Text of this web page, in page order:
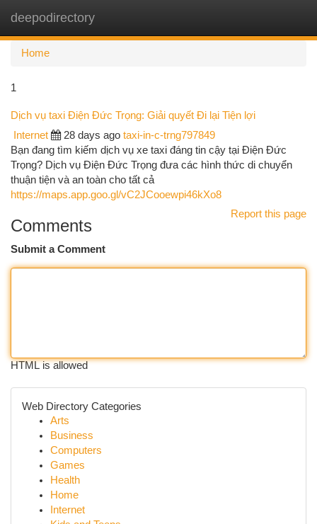
deepodirectory
Home
1
Dịch vụ taxi Điện Đức Trọng: Giải quyết Đi lại Tiện lợi
Internet 28 days ago taxi-in-c-trng797849
Bạn đang tìm kiếm dịch vụ xe taxi đáng tin cậy tại Điện Đức
Trọng? Dịch vụ Điện Đức Trọng đưa các hình thức di chuyển
thuận tiện và an toàn cho tất cả
https://maps.app.goo.gl/vC2JCooewpi46kXo8
Report this page
Comments
Submit a Comment
HTML is allowed
Web Directory Categories
Arts
Business
Computers
Games
Health
Home
Internet